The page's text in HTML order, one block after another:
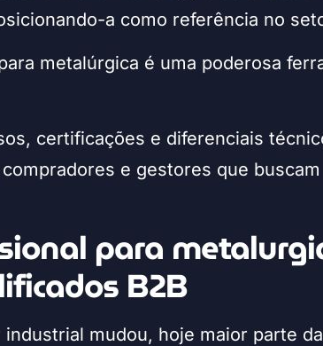
a como referência no
metalúrgica é uma poderosa
certificações e diferenciais
e gestores que
para
B2B
mudou, hoje maior parte